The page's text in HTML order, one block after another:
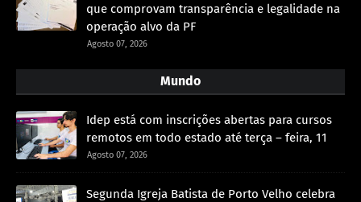
que comprovam transparência e legalidade na
operação alvo da PF
Agosto 07, 2026
Mundo
Idep está com inscrições abertas para cursos
remotos em todo estado até terça – feira, 11
Agosto 07, 2026
Segunda Igreja Batista de Porto Velho celebra